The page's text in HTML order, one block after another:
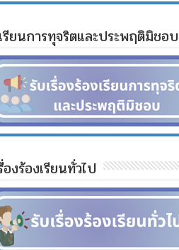
รียนการทุจริตและประพฤติมิชอบ
องร้องเรียนทั่วไป